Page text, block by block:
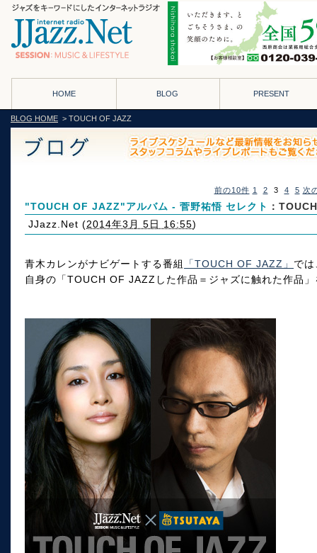
HOME BLOG PRESENT
BLOG HOME > TOUCH OF JAZZ
前の10件 1 2 3 4 5 次
"TOUCH OF JAZZ"アルバム - 菅野祐悟 セレクト ：
JJazz.Net (2014年3月 5日 16:55)
青木カレンがナビゲートする番組 「TOUCH OF JAZZ」 で
自身の「TOUCH OF JAZZした作品＝ジャズに触れた作品